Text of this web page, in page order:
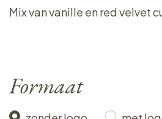
Mix van vanille en red velvet
Formaat